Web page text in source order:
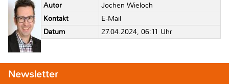
Autor
Jochen Wieloch
Kontakt
E-Mail
Datum
27.04.2024, 06:11 Uhr
Newsletter